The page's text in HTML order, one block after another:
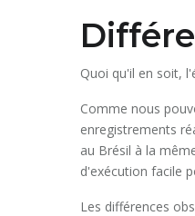
Quoi qu'il en soit,
Comme nous
enregistrements
au Brésil à la
d'exécution facile
Les différences